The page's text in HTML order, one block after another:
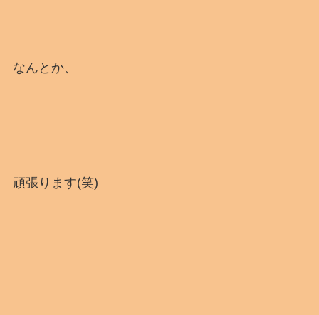
なんとか、
頑張ります(笑)